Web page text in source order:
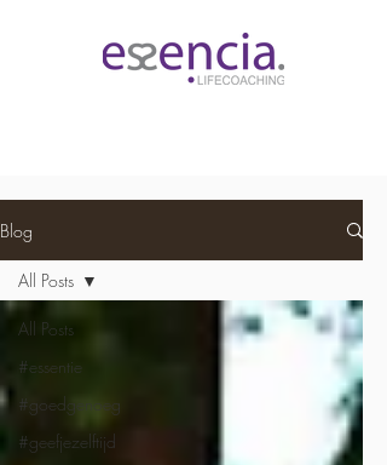
Blog
All Posts
#essentie
#goedgenoeg
#geefjezelftijd
All Posts